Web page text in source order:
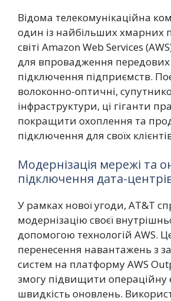
Відома телекомунікаційна
один із найбільших хмарних
світі Amazon Web Services
для впровадження передових
підключення підприємств.
волоконно-оптичні,
інфраструктури, ці гіганти
покращити охоплення та
підключення для своїх
Модернізація мережі та
підключення дата-
У рамках нової угоди, AT&T
модернізацію своєї
допомогою технологій AWS.
перенесення навантажень з
систем на платформу AWS
змогу підвищити операційну
швидкість оновлень.